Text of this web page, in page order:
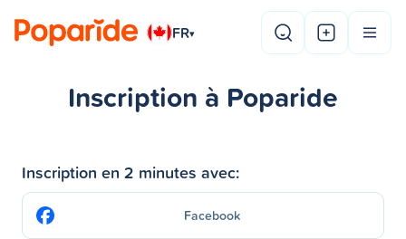
FR▾
Inscription à Poparide
Inscription en 2 minutes avec:
Facebook